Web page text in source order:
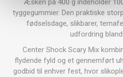
Æsken på 400 g indeholder
tyggegummier. Den praktiske
fødselsdage, slikbarer,
udfordring
Center Shock Scary Mix
flydende fyld og et gennemført
godbid til enhver fest, hvor